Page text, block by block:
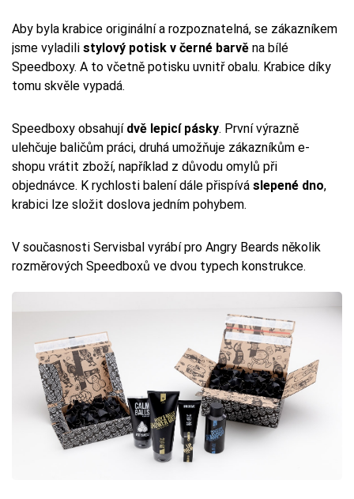
Aby byla krabice originální a rozpoznatelná, se zákazníkem
jsme vyladili stylový potisk v černé barvě na bílé
Speedboxy. A to včetně potisku uvnitř obalu. Krabice díky
tomu skvěle vypadá.
Speedboxy obsahují dvě lepicí pásky. První výrazně
ulehčuje baličům práci, druhá umožňuje zákazníkům e-
shopu vrátit zboží, například z důvodu omylů při
objednávce. K rychlosti balení dále přispívá slepené dno,
krabici lze složit doslova jedním pohybem.
V současnosti Servisbal vyrábí pro Angry Beards několik
rozměrových Speedboxů ve dvou typech konstrukce.